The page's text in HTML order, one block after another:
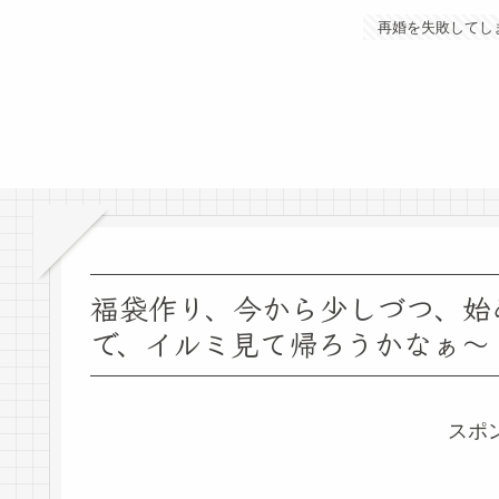
再婚を失敗してし
福袋作り、今から少しづつ、
で、イルミ見て帰ろうかなぁ～
スポ